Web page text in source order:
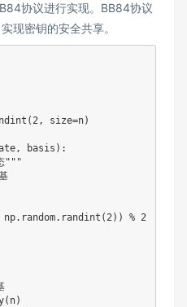
协议进行实现。BB84协议
现密钥的安全共享。
( 2, size=n)
, basis ) :
"""
np. random. randint ( 2) ) % 2
( n)